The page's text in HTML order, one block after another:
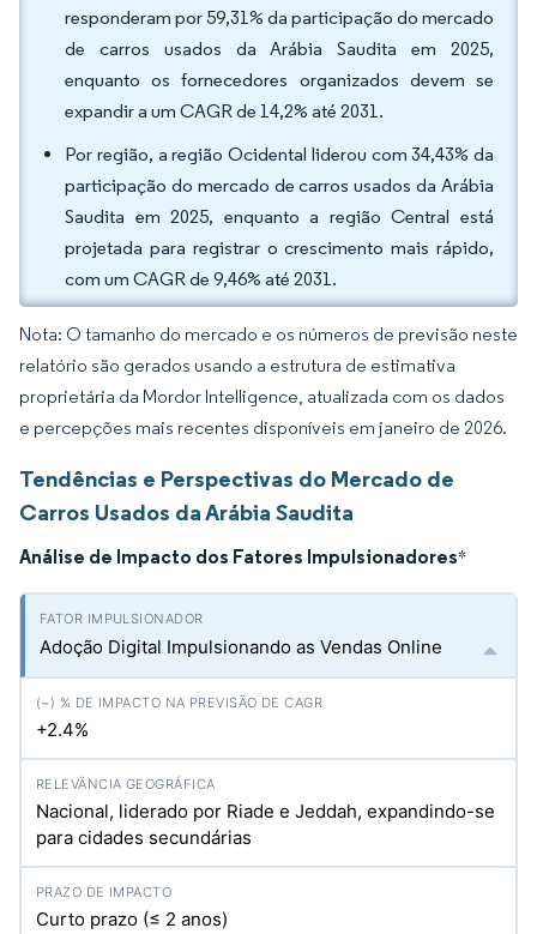
responderam por 59,31% da participação do mercado
de carros usados da Arábia Saudita em 2025,
enquanto os fornecedores organizados devem se
expandir a um CAGR de 14,2% até 2031.
Por região, a região Ocidental liderou com 34,43% da
participação do mercado de carros usados da Arábia
Saudita em 2025, enquanto a região Central está
projetada para registrar o crescimento mais rápido,
com um CAGR de 9,46% até 2031.
Nota: O tamanho do mercado e os números de previsão neste
relatório são gerados usando a estrutura de estimativa
proprietária da Mordor Intelligence, atualizada com os dados
e percepções mais recentes disponíveis em janeiro de 2026.
Tendências e Perspectivas do Mercado de
Carros Usados da Arábia Saudita
Análise de Impacto dos Fatores Impulsionadores*
Adoção Digital Impulsionando as Vendas Online
+2.4%
Nacional, liderado por Riade e Jeddah, expandindo-se
para cidades secundárias
Curto prazo (≤ 2 anos)